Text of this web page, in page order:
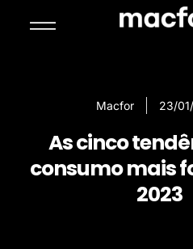
Macfor 23/
As cinco
consumo mais
2023